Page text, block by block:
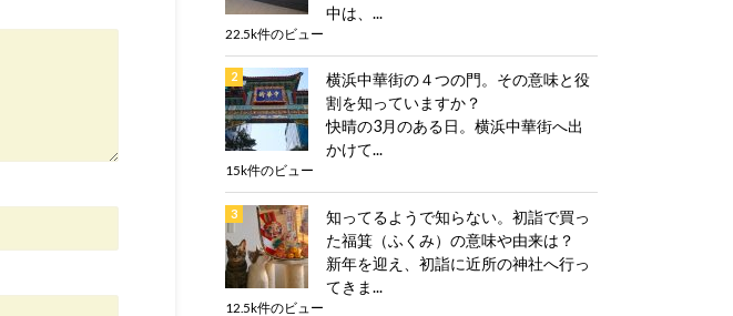
中は、...
22.5k件のビュー
横浜中華街の４つの門。その意味と役
割を知っていますか？
快晴の3月のある日。横浜中華街へ出
かけて...
15k件のビュー
知ってるようで知らない。初詣で買っ
た福箕（ふくみ）の意味や由来は？
新年を迎え、初詣に近所の神社へ行っ
てきま...
12.5k件のビュー